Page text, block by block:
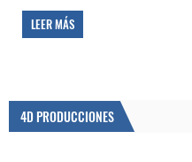
LEER MÁS
4D PRODUCCIONES